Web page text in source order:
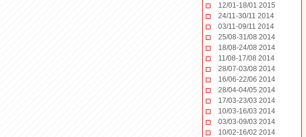
12/01-18/01 2015
24/11-30/11 2014
03/11-09/11 2014
25/08-31/08 2014
18/08-24/08 2014
11/08-17/08 2014
28/07-03/08 2014
16/06-22/06 2014
28/04-04/05 2014
17/03-23/03 2014
10/03-16/03 2014
03/03-09/03 2014
10/02-16/02 2014